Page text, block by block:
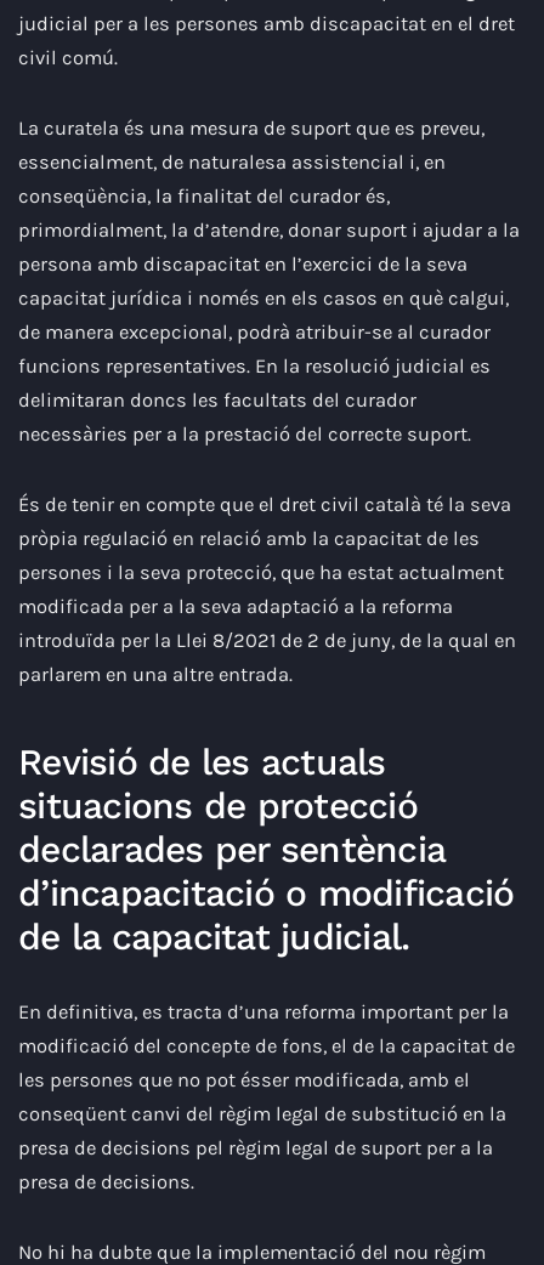
judicial per a les persones amb discapacitat en el dret
civil comú.
La curatela és una mesura de suport que es preveu,
essencialment, de naturalesa assistencial i, en
conseqüència, la finalitat del curador és,
primordialment, la d’atendre, donar suport i ajudar a la
persona amb discapacitat en l’exercici de la seva
capacitat jurídica i només en els casos en què calgui,
de manera excepcional, podrà atribuir-se al curador
funcions representatives. En la resolució judicial es
delimitaran doncs les facultats del curador
necessàries per a la prestació del correcte suport.
És de tenir en compte que el dret civil català té la seva
pròpia regulació en relació amb la capacitat de les
persones i la seva protecció, que ha estat actualment
modificada per a la seva adaptació a la reforma
introduïda per la Llei 8/2021 de 2 de juny, de la qual en
parlarem en una altre entrada.
Revisió de les actuals
situacions de protecció
declarades per sentència
d’incapacitació o modificació
de la capacitat judicial.
En definitiva, es tracta d’una reforma important per la
modificació del concepte de fons, el de la capacitat de
les persones que no pot ésser modificada, amb el
conseqüent canvi del règim legal de substitució en la
presa de decisions pel règim legal de suport per a la
presa de decisions.
No hi ha dubte que la implementació del nou règim